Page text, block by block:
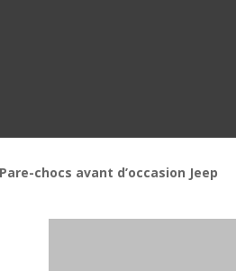
Pare-chocs avant d’occasion Jeep